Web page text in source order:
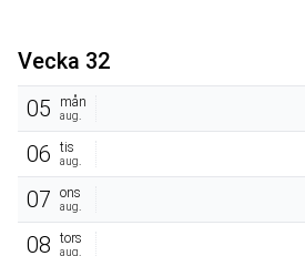
Vecka 32
05
mån
aug.
06 tis
aug.
07 ons
aug.
08 tors
aug.